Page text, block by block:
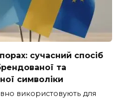
сучасний спосіб
та
символіки
використовують для